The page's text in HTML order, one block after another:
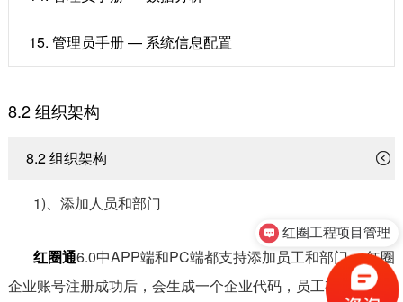
15. 管理员手册 — 系统信息配置
8.2 组织架构
8.2 组织架构
1)、添加人员和部门
红圈通6.0中APP端和PC端都支持添加员工和部门。 红圈
企业账号注册成功后，会生成一个企业代码，员工有两种方
红圈工程项目管理
售前咨询